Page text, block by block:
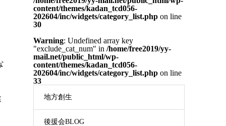
content/themes/kadan_tcd056-
202604/inc/widgets/category_list.php on line
30
Warning: Undefined array key
"exclude_cat_num" in /home/free2019/yy-
mail.net/public_html/wp-
content/themes/kadan_tcd056-
202604/inc/widgets/category_list.php on line
33
地方創生
後援会BLOG